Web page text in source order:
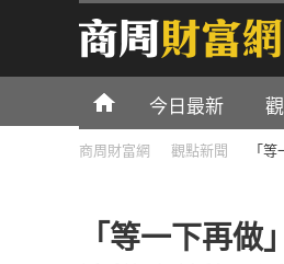
今日最新
商周財富網 觀點新聞 「
「等一下再